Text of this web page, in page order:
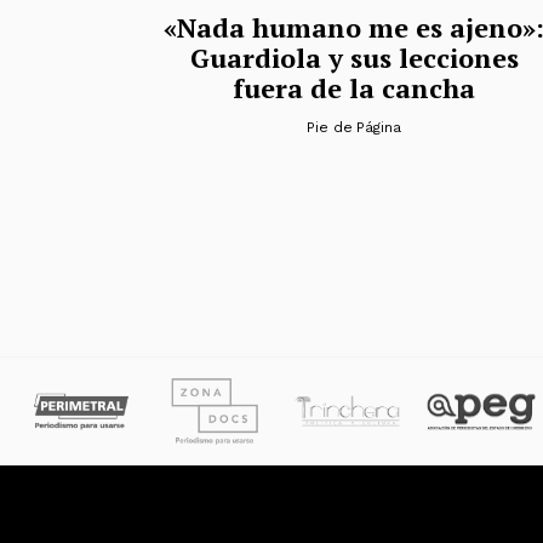
«Nada humano me es ajeno»:
Guardiola y sus lecciones
fuera de la cancha
Pie de Página